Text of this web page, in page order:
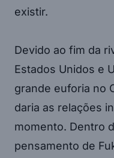
existir.
Devido ao fim da
Estados Unidos e
grande euforia no
daria as relações
momento. Dentro
pensamento de